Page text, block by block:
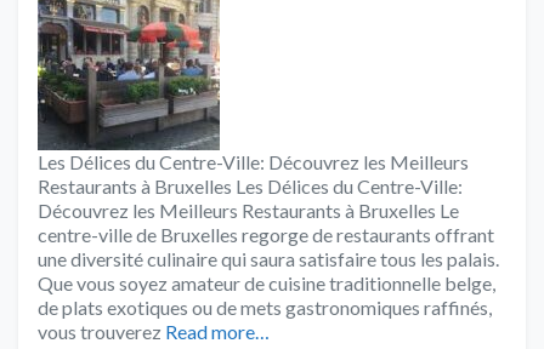
Les Délices du Centre-Ville: Découvrez les Meilleurs
Restaurants à Bruxelles Les Délices du Centre-Ville:
Découvrez les Meilleurs Restaurants à Bruxelles Le
centre-ville de Bruxelles regorge de restaurants offrant
une diversité culinaire qui saura satisfaire tous les palais.
Que vous soyez amateur de cuisine traditionnelle belge,
de plats exotiques ou de mets gastronomiques raffinés,
vous trouverez Read more…